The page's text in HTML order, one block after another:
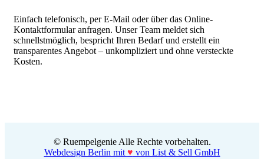
Einfach telefonisch, per E-Mail oder über das Online-
Kontaktformular anfragen. Unser Team meldet sich
schnellstmöglich, bespricht Ihren Bedarf und erstellt ein
transparentes Angebot – unkompliziert und ohne versteckte
Kosten.
© Ruempelgenie Alle Rechte vorbehalten.
Webdesign Berlin mit ♥ von List & Sell GmbH